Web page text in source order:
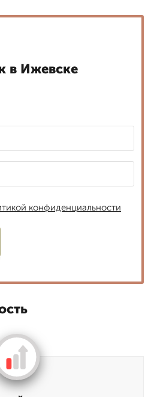
в Ижевске
конфиденциальности